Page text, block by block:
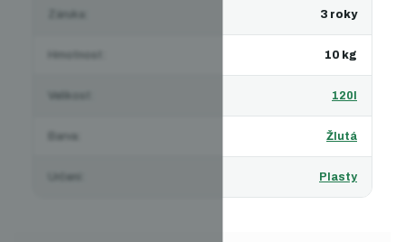
3 roky
10 kg
120l
Žlutá
Plasty